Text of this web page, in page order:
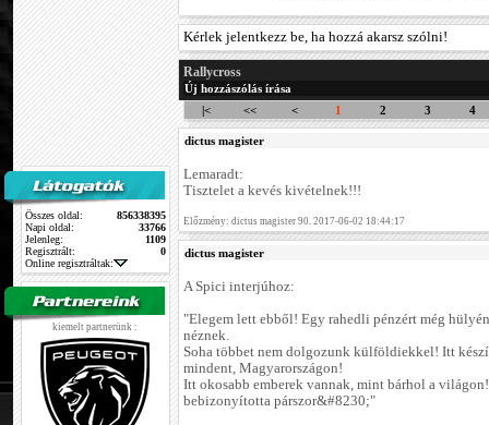
Összes oldal:
856338395
Napi oldal:
33766
Jelenleg:
1109
Regisztrált:
0
Online regisztráltak:
kiemelt partnerünk :
Kérlek jelentkezz be, ha hozzá akarsz szólni!
Rallycross
Új hozzászólás írása
|<
<< < 1 2 3 4
dictus magister
Lemaradt:
Tisztelet a kevés kivételnek!!!
Előzmény: dictus magister 90. 2017-06-02 18:44:17
dictus magister
A Spici interjúhoz:
"Elegem lett ebből! Egy rahedli pénzért még
néznek.
Soha többet nem dolgozunk külföldiekkel! Itt
mindent, Magyarországon!
Itt okosabb emberek vannak, mint bárhol a
bebizonyította párszor&#8230;"